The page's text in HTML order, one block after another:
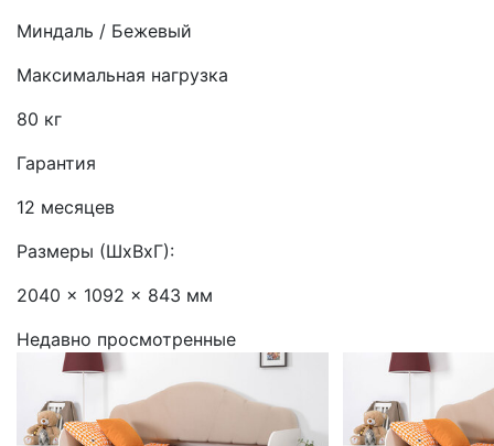
Миндаль / Бежевый
Максимальная нагрузка
80 кг
Гарантия
12 месяцев
Размеры (ШхВхГ):
2040 x 1092 x 843 мм
Недавно просмотренные